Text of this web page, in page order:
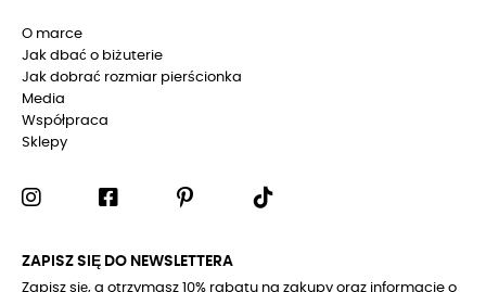
O marce
Jak dbać o biżuterie
Jak dobrać rozmiar pierścionka
Media
Współpraca
Sklepy
ZAPISZ SIĘ DO NEWSLETTERA
Zapisz się, a otrzymasz 10% rabatu na zakupy oraz informacje o